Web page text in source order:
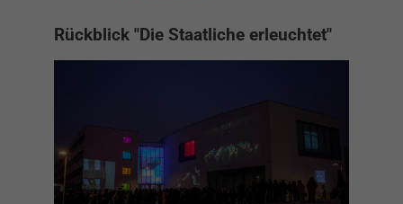
Rückblick "Die Staatliche erleuchtet"